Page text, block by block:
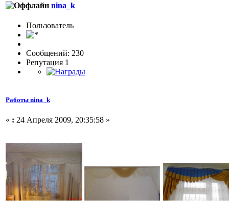
nina_k
Пользовaтeль
Сообщений: 230
Репутация 1
Работы nina_k
« : 24 Апреля 2009, 20:35:58 »